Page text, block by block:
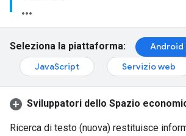
Seleziona la piattaforma: Android
JavaScript
Servizio web
Sviluppatori dello Spazio
Ricerca di testo (nuova) restituisce